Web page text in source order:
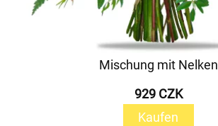
Mischung mit Nelken
929 CZK
Kaufen